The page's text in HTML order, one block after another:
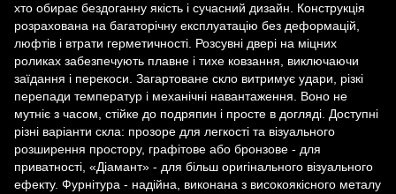
хто обирає бездоганну якість і сучасний дизайн. Конструкція
розрахована на багаторічну експлуатацію без деформацій,
люфтів і втрати герметичності. Розсувні двері на міцних
роликах забезпечують плавне і тихе ковзання, виключаючи
заїдання і перекоси. Загартоване скло витримує удари, різкі
перепади температур і механічні навантаження. Воно не
мутніє з часом, стійке до подряпин і просте в догляді. Доступні
різні варіанти скла: прозоре для легкості та візуального
розширення простору, графітове або бронзове - для
приватності, «Діамант» - для більш оригінального візуального
ефекту. Фурнітура - надійна, виконана з високоякісного металу